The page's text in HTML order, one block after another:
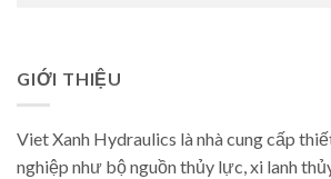
GIỚI THIỆU
Viet Xanh Hydraulics là nhà cung cấp
nghiệp như bộ nguồn thủy lực, xi lanh